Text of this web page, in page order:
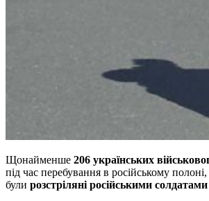
Щонайменше 206 українських
під час перебування в російському
були розстріляні російськими